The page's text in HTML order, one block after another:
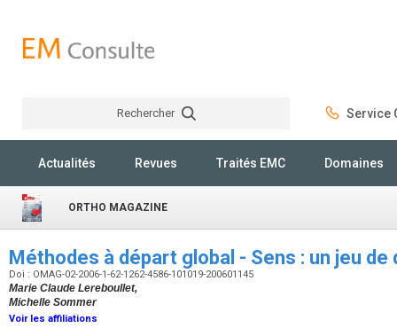
Rechercher Service
Actualités Revues Traités EMC Domaines
ORTHO MAGAZINE
Méthodes à départ global - Sens : un jeu de
Doi : OMAG-02-2006-1-62-1262-4586-101019-200601145
Marie Claude Lereboullet,
Michelle Sommer
Voir les affiliations